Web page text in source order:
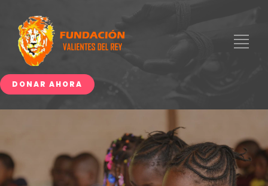
DONAR AHORA